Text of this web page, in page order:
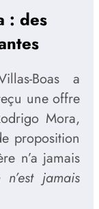
: des
Boas a
une offre
Mora,
proposition
n’a jamais
jamais